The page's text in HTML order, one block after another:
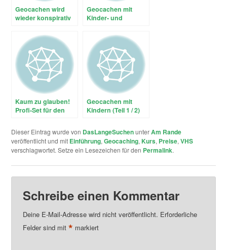
Geocachen wird
wieder konspirativ
Geocachen mit
Kinder- und
(Teil 2 / 2)
Kaum zu glauben!
Profi-Set für den
Elektronik-
Versandhandel
Geocachen mit
Kindern (Teil 1 / 2)
Dieser Eintrag wurde von DasLangeSuchenunterAm Rande
veröffentlicht und mit Einführung,Geocaching,Kurs, Preise,VHS
verschlagwortet. Setze ein Lesezeichen für den Permalink.
Schreibe einen Kommentar
Deine E-Mail-Adresse wird nicht veröffentlicht. Erforderliche
Felder sind mit * markiert